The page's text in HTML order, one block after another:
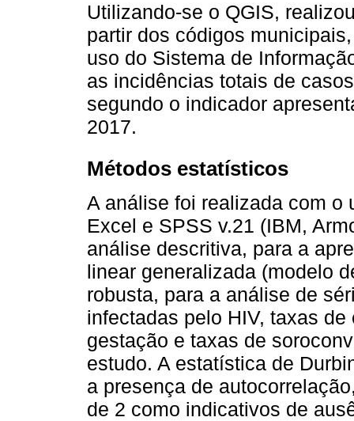
Utilizando-se o QGIS,
partir dos códigos
uso do Sistema de
as incidências totais de
segundo o indicador
2017.
Métodos estatísticos
A análise foi realizada com o
Excel e SPSS v.21 (IBM,
análise descritiva, para a
linear generalizada (modelo
robusta, para a análise de
infectadas pelo HIV, taxas
gestação e taxas de
estudo. A estatística de
a presença de
de 2 como indicativos de